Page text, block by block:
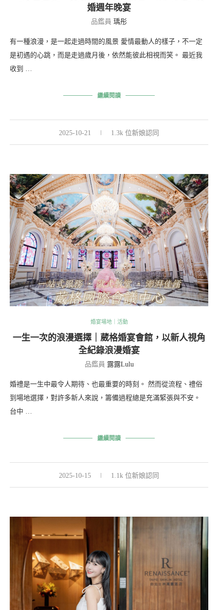
婚週年晚宴
品鑑員 瑀彤
有一種浪漫，是一起走過時間的風景 愛情最動人的樣子，不一定
是初遇的心跳，而是走過歲月後，依然能彼此相視而笑。 最近我
收到 …
繼續閱讀
2025-10-21 1.3k 位新娘認同
婚宴場地｜活動
一生一次的浪漫選擇｜葳格婚宴會館，以新人視角
全紀錄浪漫婚宴
品鑑員 露露Lulu
婚禮是一生中最令人期待、也最重要的時刻。 然而從流程、禮俗
到場地選擇，對許多新人來說，籌備過程總是充滿緊張與不安。
台中 …
繼續閱讀
2025-10-15 1.1k 位新娘認同